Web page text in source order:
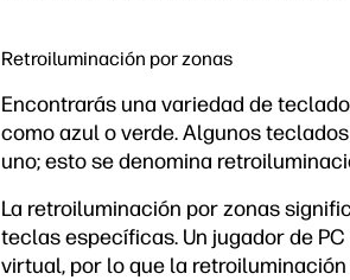
Retroiluminación por zonas
Encontrarás una variedad de
como azul o verde. Algunos
uno; esto se denomina
La retroiluminación por zonas
teclas específicas. Un jugador de
virtual, por lo que la